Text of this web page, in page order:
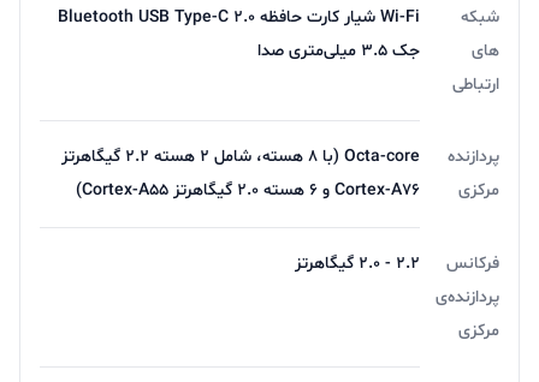
شبکه
های
ارتباطی
Wi-Fi شیار کارت حافظه Bluetooth USB Type-C ۲.۰
جک ۳.۵ میلی‌متری صدا
پردازنده
مرکزی
Octa-core (با ۸ هسته، شامل ۲ هسته‌ ۲.۲ گیگاهرتز
Cortex-A۷۶ و ۶ هسته‌ ۲.۰ گیگاهرتز Cortex-A۵۵)
فرکانس
پردازنده‌ی
مرکزی
۲.۲ - ۲.۰ گیگاهرتز